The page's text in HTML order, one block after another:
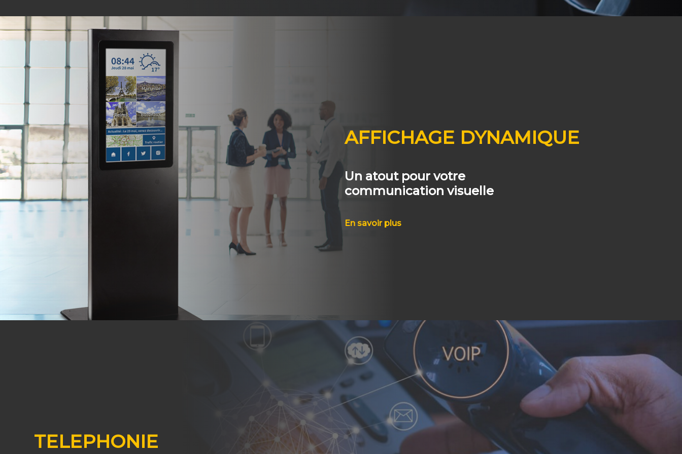
AFFICHAGE DYNAMIQUE
Un atout pour votre
communication visuelle
En savoir plus
TELEPHONIE